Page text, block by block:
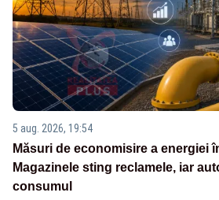
5 aug. 2026, 19:54
Măsuri de economisire a energiei
Magazinele sting reclamele, iar
consumul